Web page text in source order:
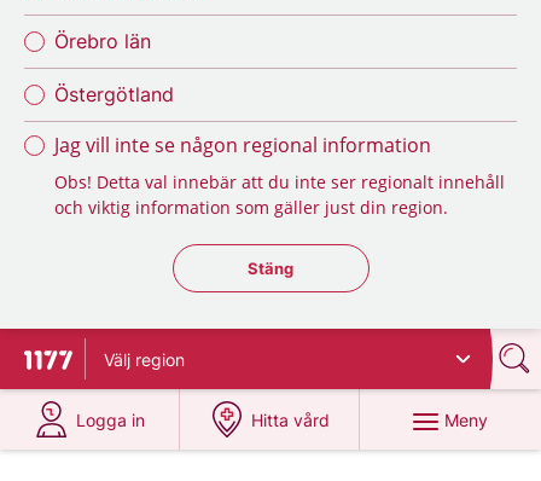
Örebro län
Östergötland
Jag vill inte se någon regional information
Obs! Detta val innebär att du inte ser regionalt innehåll
och viktig information som gäller just din region.
Stäng regionsväljaren
Stäng
Till startsidan för 1177
Välj region
Logga in
på 1177.se
Hitta vård
på 1177.se
Meny